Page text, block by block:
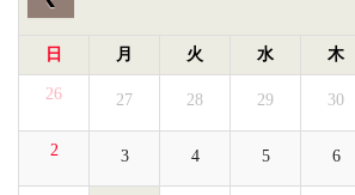
日 月 火 水 木
26 27 28 29 30
2 3 4 5 6